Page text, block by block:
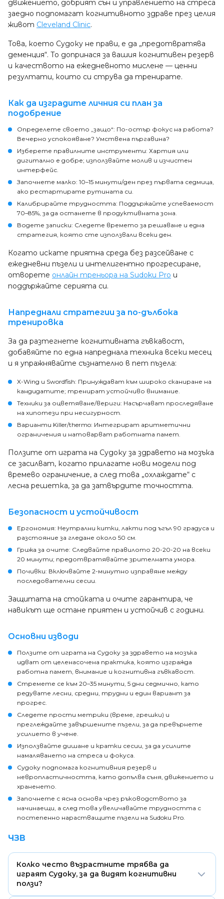
движението, добрият сън и управлението на стреса
заедно подпомагат когнитивното здраве през целия
живот Cleveland Clinic.
Това, което Судоку не прави, е да „предотвратява
деменция“. То допринася за вашия когнитивен резерв
и качеството на ежедневното мислене — ценни
резултати, които си струва да тренирате.
Как да изградите личния си план за
подобрение
Определете своето „защо“: По-остър фокус на работа?
Вечерно успокояване? Умствена пъргавина?
Изберете правилните инструменти: Хартия или
дигитално е добре; използвайте молив и изчистен
интерфейс.
Започнете малко: 10–15 минути/ден през първата седмица,
ако рестартирате рутината си.
Калибрирайте трудността: Поддържайте успеваемост
70–85%, за да останете в продуктивната зона.
Водете записки: Следете времето за решаване и една
стратегия, която сте използвали всеки ден.
Когато искате приятна среда без разсейване с
ежедневни пъзели и интелигентно прогресиране,
отворете онлайн треньора на Sudoku Pro и
поддържайте серията си.
Напреднали стратегии за по-дълбока
тренировка
За да разтегнете когнитивната гъвкавост,
добавяйте по една напреднала техника всеки месец
и я упражнявайте съзнателно в пет пъзела:
X-Wing и Swordfish: Принуждават към широко сканиране на
кандидатите; тренират устойчиво внимание.
Техники за оцветяване/вериги: Насърчават проследяване
на хипотези при несигурност.
Варианти Killer/thermo: Интегрират аритметични
ограничения и натоварват работната памет.
Ползите от играта на Судоку за здравето на мозъка
се засилват, когато прилагате нови модели под
времево ограничение, а след това „охлаждате“ с
лесна решетка, за да затвърдите точността.
Безопасност и устойчивост
Ергономия: Неутрални китки, лакти под ъгъл 90 градуса и
разстояние за гледане около 50 см.
Грижа за очите: Следвайте правилото 20-20-20 на всеки
20 минути; предотвратявайте зрителната умора.
Почивки: Включвайте 2-минутно изправяне между
последователни сесии.
Защитата на стойката и очите гарантира, че
навикът ще остане приятен и устойчив с години.
Основни изводи
Ползите от играта на Судоку за здравето на мозъка
идват от целенасочена практика, която изгражда
работна памет, внимание и когнитивна гъвкавост.
Стремете се към 20–35 минути, 5 дни седмично, като
редувате лесни, средни, трудни и един вариант за
прогрес.
Следете прости метрики (време, грешки) и
преглеждайте завършените пъзели, за да превърнете
усилието в учене.
Използвайте дишане и кратки сесии, за да усилите
намаляването на стреса и фокуса.
Судоку подпомага когнитивния резерв и
невропластичността, като допълва съня, движението и
храненето.
Започнете с ясна основа чрез ръководството за
начинаещи, а след това увеличавайте трудността с
постепенно нарастващите пъзели на Sudoku Pro.
ЧЗВ
Колко често възрастните трябва да
играят Судоку, за да видят когнитивни
ползи?